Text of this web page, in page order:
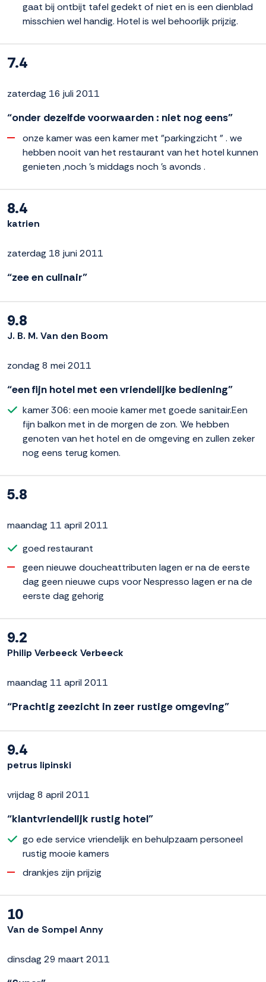
gaat bij ontbijt tafel gedekt of niet en is een dienblad
misschien wel handig. Hotel is wel behoorlijk prijzig.
7.4
zaterdag 16 juli 2011
“onder dezelfde voorwaarden : niet nog eens”
onze kamer was een kamer met "parkingzicht " . we
hebben nooit van het restaurant van het hotel kunnen
genieten ,noch 's middags noch 's avonds .
8.4
katrien
zaterdag 18 juni 2011
“zee en culinair”
9.8
J. B. M. Van den Boom
zondag 8 mei 2011
“een fijn hotel met een vriendelijke bediening”
kamer 306: een mooie kamer met goede sanitair.Een
fijn balkon met in de morgen de zon. We hebben
genoten van het hotel en de omgeving en zullen zeker
nog eens terug komen.
5.8
maandag 11 april 2011
goed restaurant
geen nieuwe doucheattributen lagen er na de eerste
dag geen nieuwe cups voor Nespresso lagen er na de
eerste dag gehorig
9.2
Philip Verbeeck Verbeeck
maandag 11 april 2011
“Prachtig zeezicht in zeer rustige omgeving”
9.4
petrus lipinski
vrijdag 8 april 2011
“klantvriendelijk rustig hotel”
go ede service vriendelijk en behulpzaam personeel
rustig mooie kamers
drankjes zijn prijzig
10
Van de Sompel Anny
dinsdag 29 maart 2011